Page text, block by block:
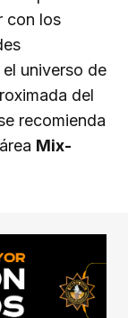
con los
universo de
del
recomienda
Mix-